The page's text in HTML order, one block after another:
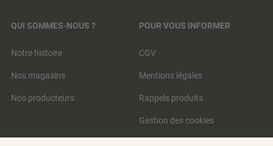
QUI SOMMES-NOUS ?
Notre histoire
Nos magasins
Nos producteurs
POUR VOUS INFORMER
CGV
Mentions légales
Rappels produits
Gestion des cookies